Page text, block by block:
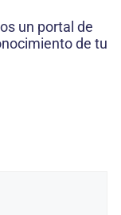
un portal de
de tu